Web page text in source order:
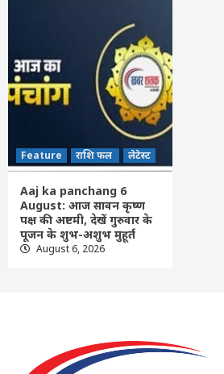
Feature राशि फल लेटेस्ट
Aaj ka panchang 6
August: आज सावन कृष्ण
पक्ष की अष्टमी, देखें गुरुवार के
पूजन के शुभ-अशुभ मुहूर्त
August 6, 2026